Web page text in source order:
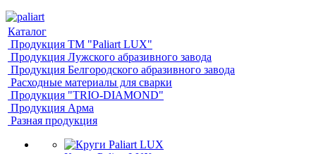
Каталог
Продукция ТМ "Paliart LUX"
Продукция Лужского абразивного завода
Продукция Белгородского абразивного завода
Расходные материалы для сварки
Продукция "TRIO-DIAMOND"
Продукция Арма
Разная продукция